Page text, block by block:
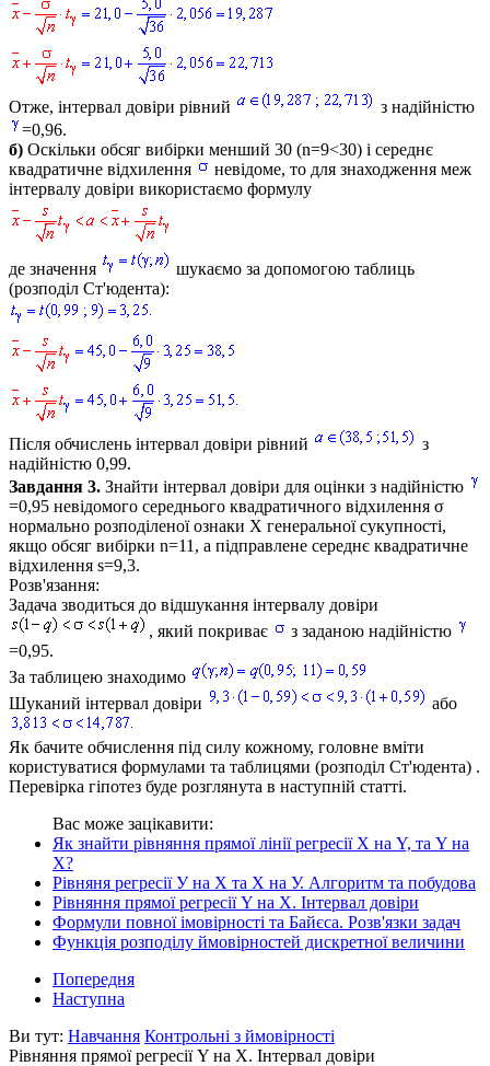
Отже, інтервал довіри рівний
з надійністю
=0,96.
б) Оскільки обсяг вибірки менший 30 (n=9<30) і середнє
квадратичне відхилення
невідоме, то для знаходження меж
інтервалу довіри використаємо формулу
де значення
шукаємо за допомогою таблиць
(розподіл Ст'юдента):
Після обчислень інтервал довіри рівний
з
надійністю 0,99.
Завдання 3. Знайти інтервал довіри для оцінки з надійністю
=0,95 невідомого середнього квадратичного відхилення σ
нормально розподіленої ознаки Х генеральної сукупності,
якщо обсяг вибірки n=11 , а підправлене середнє квадратичне
відхилення s=9,3.
Розв'язання:
Задача зводиться до відшукання інтервалу довіри
, який покриває
з заданою надійністю
=0,95.
За таблицею знаходимо
Шуканий інтервал довіри
або
Як бачите обчислення під силу кожному, головне вміти
користуватися формулами та таблицями (розподіл Ст'юдента) .
Перевірка гіпотез буде розглянута в наступній статті.
Вас може зацікавити:
Як знайти рівняння прямої лінії регресії X на Y, та Y на
X?
Рівняня регресії У на Х та Х на У. Алгоритм та побудова
Рівняння прямої регресії Y на X. Інтервал довіри
Формули повної імовірності та Байєса. Розв'язки задач
Функція розподілу ймовірностей дискретної величини
Попередня
Наступна
Ви тут: Навчання Контрольні з ймовірності
Рівняння прямої регресії Y на X. Інтервал довіри